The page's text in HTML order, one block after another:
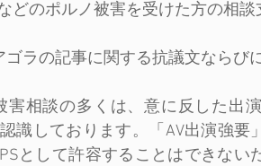
どのポルノ被害を受けた方の相談
ゴラの記事に関する抗議文ならび
害相談の多くは、意に反した出
識しております。「AV出演強
として許容することはできな